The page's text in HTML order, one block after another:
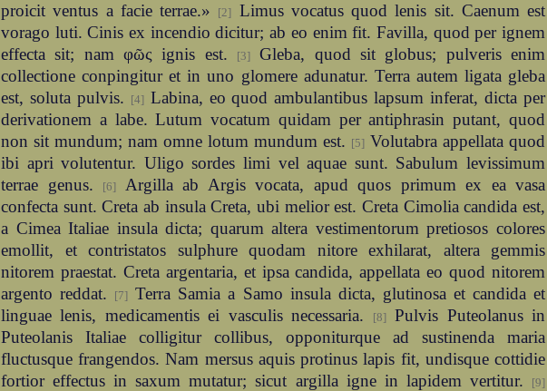
proicit ventus a facie terrae.»
[2] Limus vocatus quod lenis sit. Caenum est
vorago luti. Cinis ex incendio dicitur; ab eo enim fit. Favilla, quod per ignem
effecta sit; nam φῶς ignis est.
[3]
Gleba, quod sit globus; pulveris enim
collectione conpingitur et in uno glomere adunatur. Terra autem ligata gleba
est, soluta pulvis. [4]Labina, eo quod ambulantibus lapsum inferat, dicta per
derivationem a labe. Lutum vocatum quidam per antiphrasin putant, quod
non sit mundum; nam omne lotum mundum est. [5] Volutabra appellata quod
ibi apri volutentur. Uligo sordes limi vel aquae sunt. Sabulum levissimum
terrae genus.
[6]
Argilla ab Argis vocata, apud quos primum ex ea vasa
confecta sunt. Creta ab insula Creta, ubi melior est. Creta Cimolia candida est,
a Cimea Italiae insula dicta; quarum altera vestimentorum pretiosos colores
emollit, et contristatos sulphure quodam nitore exhilarat, altera gemmis
nitorem praestat. Creta argentaria, et ipsa candida, appellata eo quod nitorem
argento reddat.
[7] Terra Samia a Samo insula dicta, glutinosa et candida et
linguae lenis, medicamentis ei vasculis necessaria.
[8]Pulvis Puteolanus in
Puteolanis Italiae colligitur collibus, opponiturque ad sustinenda maria
fluctusque frangendos. Nam mersus aquis protinus lapis fit, undisque cottidie
fortior effectus in saxum mutatur; sicut argilla igne in lapidem vertitur.
[9]